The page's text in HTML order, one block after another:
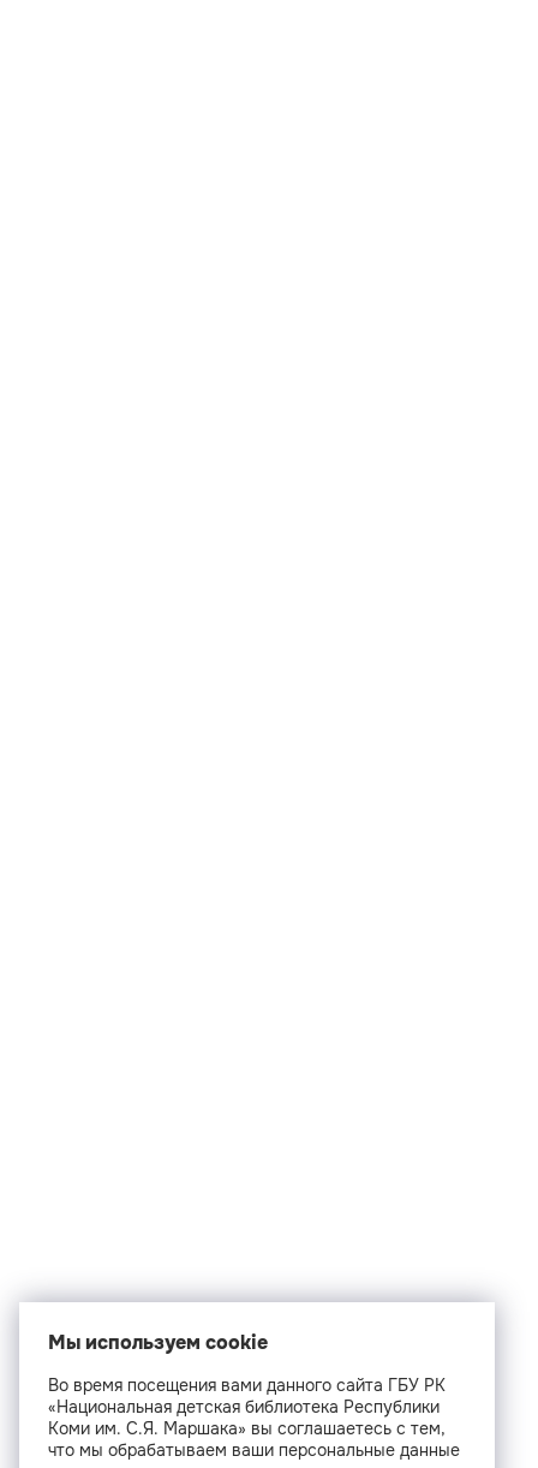
Мы используем cookie
Во время посещения вами данного сайта ГБУ РК
«Национальная детская библиотека Республики
Коми им. С.Я. Маршака» вы соглашаетесь с тем,
что мы обрабатываем ваши персональные данные